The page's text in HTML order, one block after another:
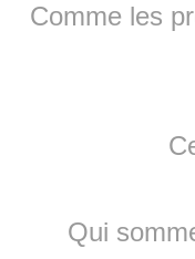
Comme les
Qui